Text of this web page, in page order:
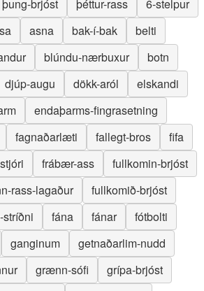
þung-brjóst þéttur-rass
6-stelpur
asna bak-í-bak
belti
blúndu-nærbuxur
botn
djúp-augu dökk-aról
elskandi
endaþarms-fingrasetning
fagnaðarlæti fallegt-bros
fifa
frábær-ass
fullkomin-brjóst
rass-lagaður
fullkomið-brjóst
fána fánar
fótbolti
ganginum
getnaðarlim-nudd
grænn-sófi
grípa-brjóst